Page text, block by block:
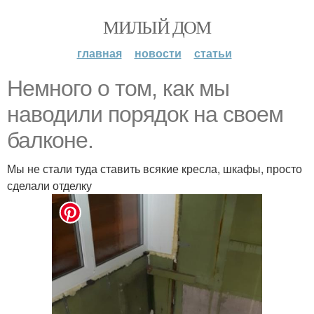
МИЛЫЙ ДОМ
главная новости статьи
Немного о том, как мы
наводили порядок на своем
балконе.
Мы не стали туда ставить всякие кресла, шкафы, просто
сделали отделку